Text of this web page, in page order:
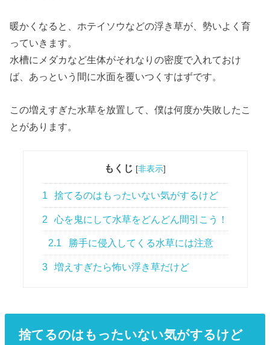
暖かくなると、ホテイソウなどの浮き草が、勢いよく育
っていきます。
水槽にメダカなど生体がそれなりの密度で入れておけ
ば、あっという間に水面を覆いつくすはずです。
この増えすぎた水草を放置して、僕は何度か失敗したこ
とがあります。
もくじ [非表示]
1 捨てるのはもったいない気がするけど
2 心を鬼にして水草をどんどん間引こう！
2.1 勝手に侵入してくる水草には注意
3 増えすぎたら怖い浮き草だけど
捨てるのはもったいない気がするけど